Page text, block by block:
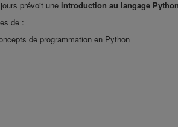
prévoit une introduction au langage Python
de :
de programmation en Python